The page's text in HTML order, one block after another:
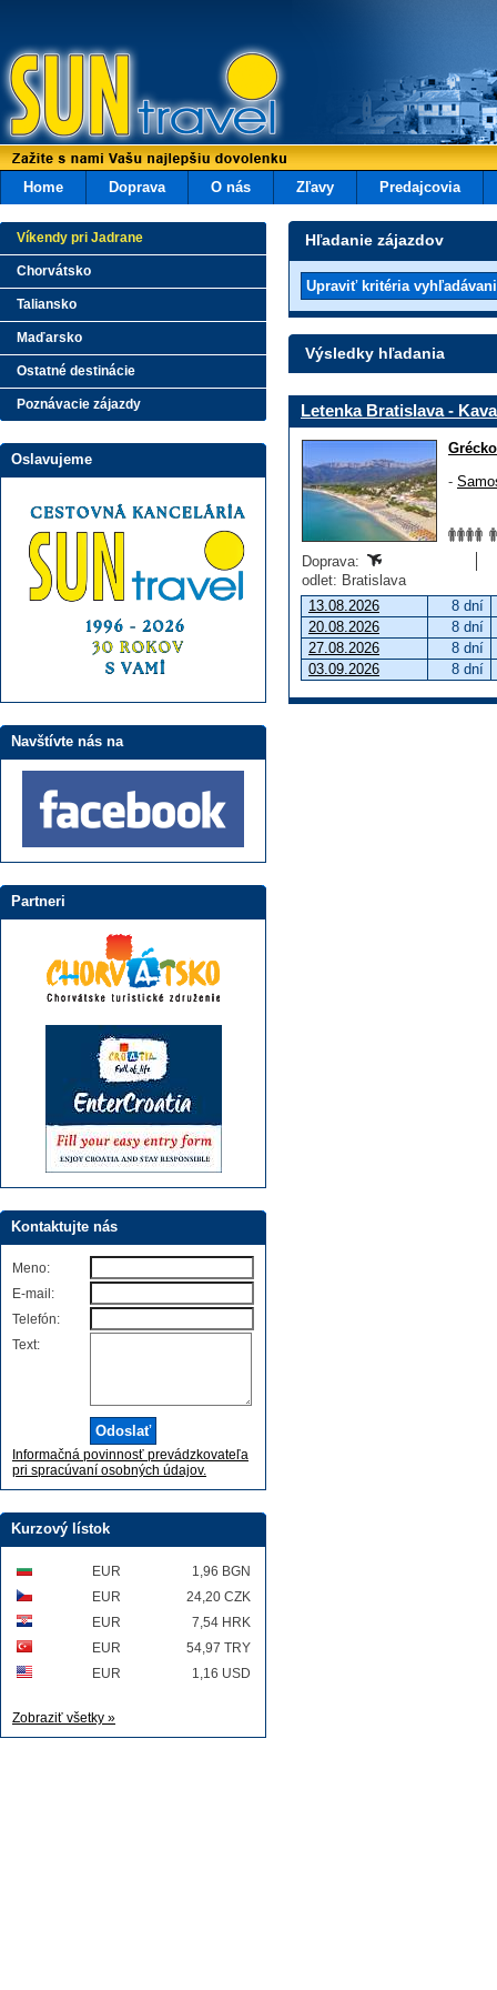
Home Doprava O nás Zľavy Predajcovia
Hľadanie zájazdov
Výsledky hľadania
Letenka Bratislava -
Grécko
-
Doprava:
odlet: Bratislava
13.08.2026
8 dní
20.08.2026
8 dní
27.08.2026
8 dní
03.09.2026
8 dní
Víkendy pri Jadrane
Chorvátsko
Taliansko
Maďarsko
Ostatné destinácie
Poznávacie zájazdy
Oslavujeme
Navštívte nás na
Partneri
Kontaktujte nás
Meno:
E-mail:
Telefón:
Text:
Informačná povinnosť prevádzkovateľa
pri spracúvaní osobných údajov.
Kurzový lístok
EUR
1,96 BGN
EUR
24,20 CZK
EUR
7,54 HRK
EUR
54,97 TRY
EUR
1,16 USD
Zobraziť všetky »